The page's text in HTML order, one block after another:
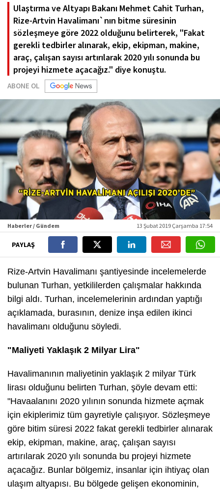
Ulaştırma ve Altyapı Bakanı Mehmet Cahit Turhan,
Rize-Artvin Havalimanı`nın bitme süresinin
sözleşmeye göre 2022 olduğunu belirterek, "Fakat
gerekli tedbirler alınarak, ekip, ekipman, makine,
araç, çalışan sayısı artırılarak 2020 yılı sonunda bu
projeyi hizmete açacağız." diye konuştu.
ABONE OL
Haberler / Gündem 13 Şubat 2019 Çarşamba 17:54
PAYLAŞ
Rize-Artvin Havalimanı şantiyesinde incelemelerde
bulunan Turhan, yetkililerden çalışmalar hakkında
bilgi aldı. Turhan, incelemelerinin ardından yaptığı
açıklamada, burasının, denize inşa edilen ikinci
havalimanı olduğunu söyledi.
"Maliyeti Yaklaşık 2 Milyar Lira"
Havalimanının maliyetinin yaklaşık 2 milyar Türk
lirası olduğunu belirten Turhan, şöyle devam etti:
"Havaalanını 2020 yılının sonunda hizmete açmak
için ekiplerimiz tüm gayretiyle çalışıyor. Sözleşmeye
göre bitim süresi 2022 fakat gerekli tedbirler alınarak
ekip, ekipman, makine, araç, çalışan sayısı
artırılarak 2020 yılı sonunda bu projeyi hizmete
açacağız. Bunlar bölgemiz, insanlar için ihtiyaç olan
ulaşım altyapısı. Bu bölgede gelişen ekonominin,